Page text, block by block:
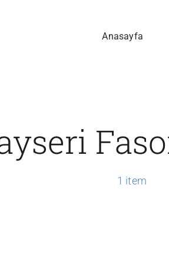
Anasayfa
1 item